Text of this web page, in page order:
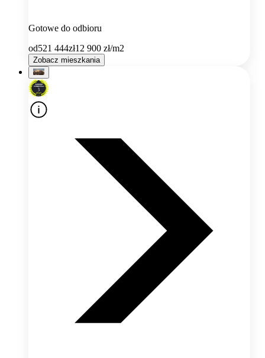
Gotowe do odbioru
od521 444zł12 900 zł/m2
Zobacz mieszkania